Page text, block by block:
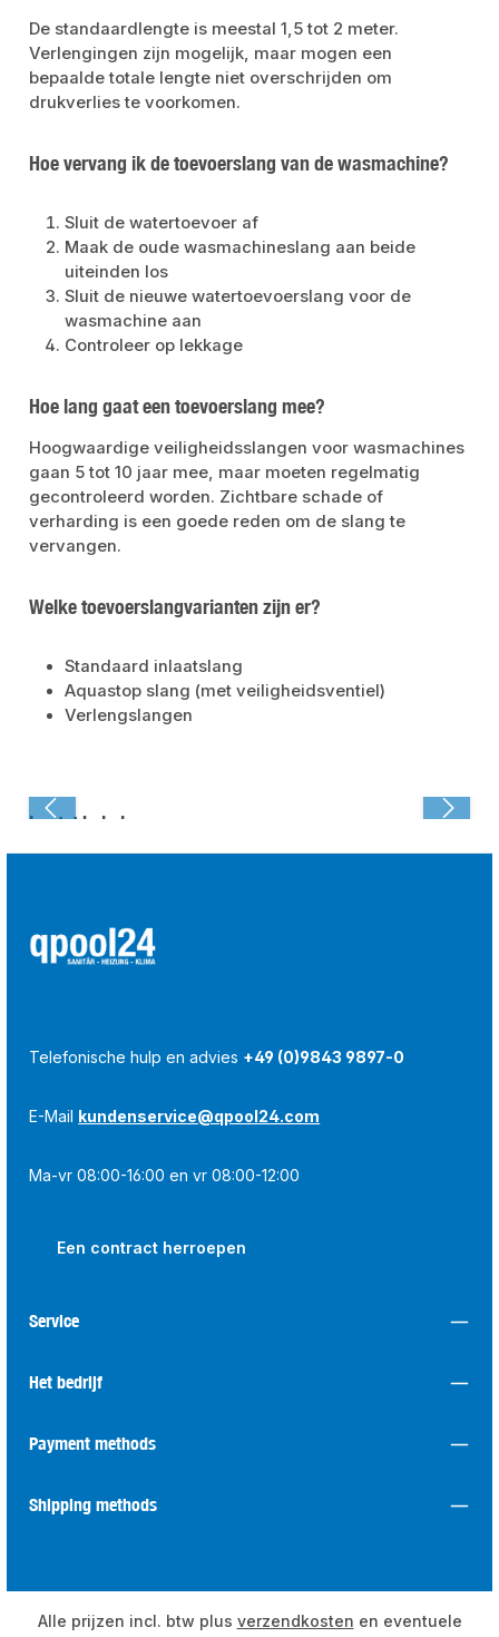
De standaardlengte is meestal 1,5 tot 2 meter.
Verlengingen zijn mogelijk, maar mogen een
bepaalde totale lengte niet overschrijden om
drukverlies te voorkomen.
Hoe vervang ik de toevoerslang van de wasmachine?
Sluit de watertoevoer af
Maak de oude wasmachineslang aan beide
uiteinden los
Sluit de nieuwe watertoevoerslang voor de
wasmachine aan
Controleer op lekkage
Hoe lang gaat een toevoerslang mee?
Hoogwaardige veiligheidsslangen voor wasmachines
gaan 5 tot 10 jaar mee, maar moeten regelmatig
gecontroleerd worden. Zichtbare schade of
verharding is een goede reden om de slang te
vervangen.
Welke toevoerslangvarianten zijn er?
Standaard inlaatslang
Aquastop slang (met veiligheidsventiel)
Verlengslangen
Laatst bekeken:
Telefonische hulp en advies +49 (0)9843 9897-0
E-Mail kundenservice@qpool24.com
Ma-vr 08:00-16:00 en vr 08:00-12:00
Een contract herroepen
Service
Het bedrijf
Payment methods
Shipping methods
Alle prijzen incl. btw plus verzendkosten en eventuele